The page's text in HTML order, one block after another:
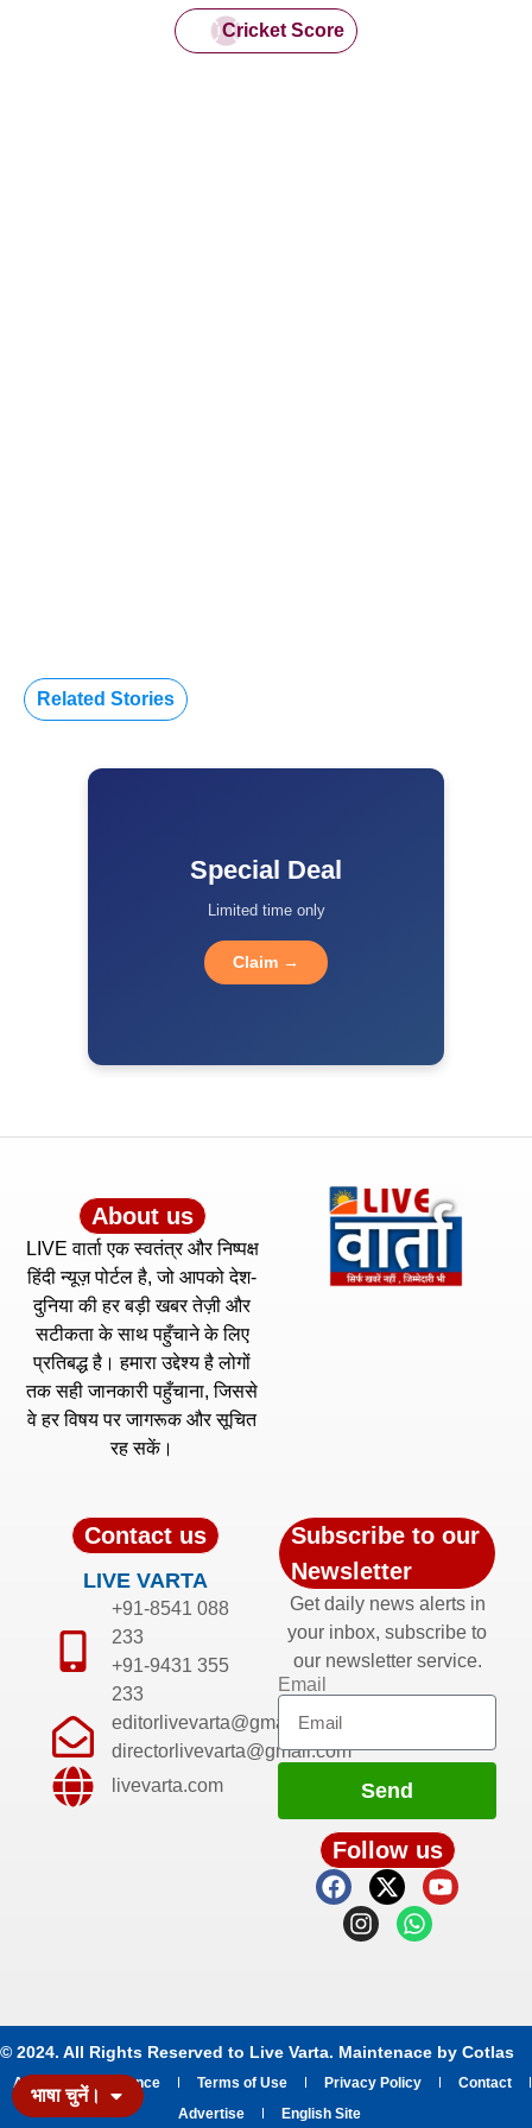
Cricket Score
Related Stories
Special Deal
Limited time only
Claim →
भाषा चुनें।
About us
LIVE वार्ता एक स्वतंत्र और निष्पक्ष
हिंदी न्यूज़ पोर्टल है, जो आपको देश-
दुनिया की हर बड़ी खबर तेज़ी और
सटीकता के साथ पहुँचाने के लिए
प्रतिबद्ध है। हमारा उद्देश्य है लोगों
तक सही जानकारी पहुँचाना, जिससे
वे हर विषय पर जागरूक और सूचित
रह सकें।
Contact us
LIVE VARTA
+91-8541 088
233
+91-9431 355
233
editorlivevarta@gmail.com
directorlivevarta@gmail.com
livevarta.com
Subscribe to our
Newsletter
Get daily news alerts in
your inbox, subscribe to
our newsletter service.
Email
Send
Follow us
© 2024. All Rights Reserved to Live Varta. Maintenace by Cotlas
About Grievance Terms of Use Privacy Policy
Contact
Advertise
English Site